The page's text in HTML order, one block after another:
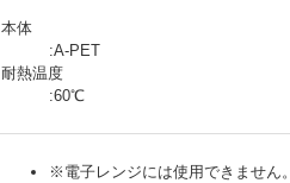
本体
:A-PET
耐熱温度
:60℃
※ 電子レンジには使用できません。